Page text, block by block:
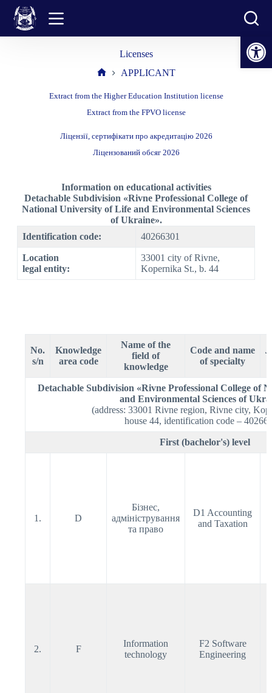
Open toolbar
content
Licenses
APPLICANT
Extract from the Higher Education Institution license
Extract from the FPVO license
Ліцензії, сертифікати про акредитацію 2026
Ліцензований обсяг 2026
Information on educational activities
Detachable Subdivision «Rivne Professional College of
National University of Life and Environmental Sciences
of Ukraine».
Identification code:
40266301
Location
legal entity:
33001 city of Rivne,
Kopernika St., b. 44
No.
s/n
Knowledge
area code
Name of the
field of
knowledge
Code and name
of specialty
Detachable Subdivision «Rivne Professional College of
and Environmental Sciences of
(address: 33001 Rivne region, Rivne city,
house 44, identification code –
First (bachelor's) level
1. D
Бізнес,
адміністрування
та право
D1 Accounting
and Taxation
2. F
Information
technology
F2 Software
Engineering